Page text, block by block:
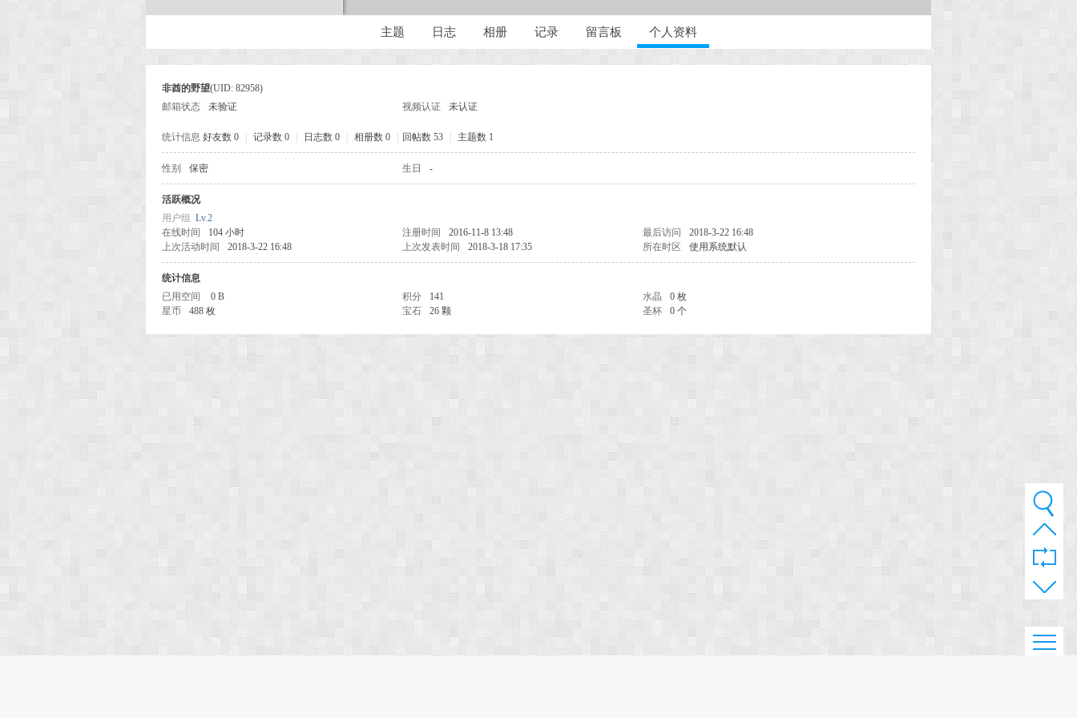
主题 日志 相册 记录 留言板 个人资料
非酋的野望(UID: 82958)
邮箱状态
未验证 视频认证 未认证
统计信息 好友数 0 记录数 0 日志数 0 相册数 0 回帖数 53 主题数 1
性别 保密 生日 -
活跃概况
用户组 Lv.2
在线时间
104 小时 注册时间 2016-11-8 13:48 最后访问
2018-3-22 16:48
上次活动时间
2018-3-22 16:48 上次发表时间 2018-3-18 17:35 所在时区 使用系统默认
统计信息
已用空间
0 B 积分 141 水晶
0 枚
星币
488 枚 宝石 26 颗 圣杯 0 个